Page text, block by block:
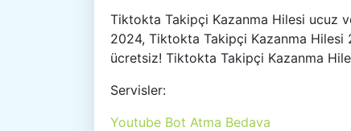
Tiktokta Takipçi Kazanma Hilesi ucuz
2024, Tiktokta Takipçi Kazanma
ücretsiz! Tiktokta Takipçi Kazanma
Servisler:
Youtube Bot Atma Bedava